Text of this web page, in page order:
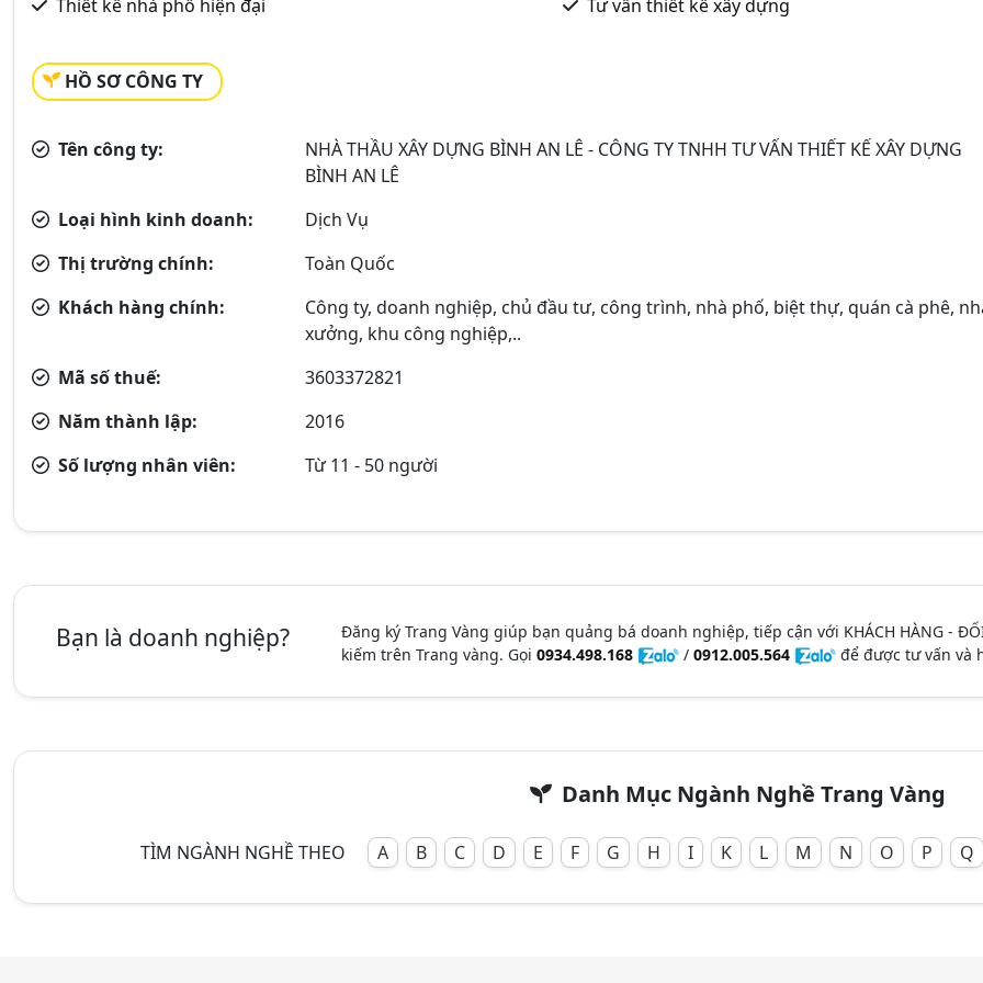
Thiết kế nhà phố hiện đại Tư vấn thiết kế xây dựng
HỒ SƠ CÔNG TY
Tên công ty:
NHÀ THẦU XÂY DỰNG BÌNH AN LÊ - CÔNG TY TNHH TƯ VẤN THIẾT KẾ XÂY DỰNG
BÌNH AN LÊ
Loại hình kinh doanh:
Dịch Vụ
Thị trường chính:
Toàn Quốc
Khách hàng chính:
Công ty, doanh nghiệp, chủ đầu tư, công trình, nhà phố, biệt thự, quán cà phê,
xưởng, khu công nghiệp,..
Mã số thuế:
3603372821
Năm thành lập:
2016
Số lượng nhân viên:
Từ 11 - 50 người
Bạn là doanh nghiệp?
Đăng ký Trang Vàng giúp bạn quảng bá doanh nghiệp, tiếp cận với KHÁCH HÀNG -
kiếm trên Trang vàng. Gọi 0934.498.168 / 0912.005.564 để được tư vấn và
Danh Mục Ngành Nghề Trang Vàng
TÌM NGÀNH NGHỀ THEO A B C D E F G H I K L M N O P Q